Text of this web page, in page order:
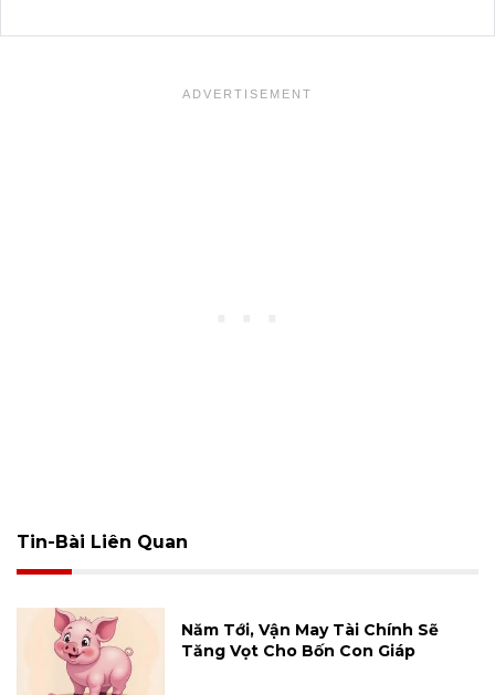
Tin-Bài Liên Quan
Năm Tới, Vận May Tài Chính Sẽ
Tăng Vọt Cho Bốn Con Giáp